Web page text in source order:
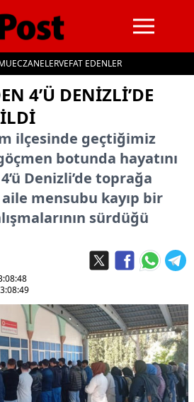
ECZANELERVEFAT EDENLER
4’Ü DENIZLI’DE
ilçesinde geçtiğimiz
botunda hayatını
Denizli’de toprağa
mensubu kayıp bir
sürdüğü